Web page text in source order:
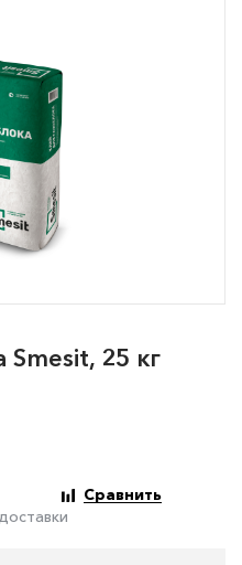
Smesit, 25 кг
Сравнить